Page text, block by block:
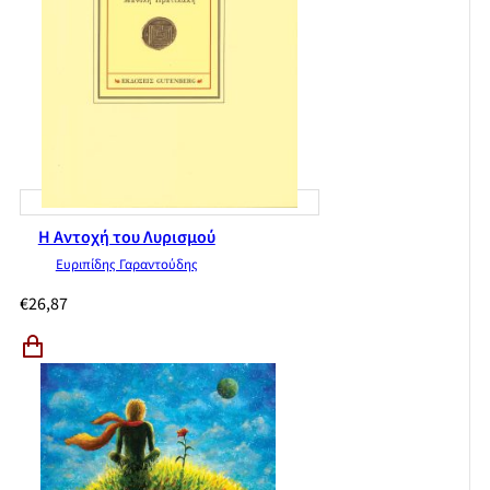
Ο Δημήτρης Καλοκύρης διαβάζει Εμμανουήλ Ροΐδη, Αθήνα,
Ελληνικά Γράμματα 2005.
8.Γυναικείος ύμνος στην «ομοφυλόφιλη ευτυχία». Ένα
αθησαύριστο (και σχεδόν μοναδικό) εύρημα της ερωτικής
9.Με το διαβατήριο της ιστορίας-ανοικτής πληγής. Ένα
αφήγημα με θέμα την επίσκεψη ενός πρόσφυγα στα
κατεχόμενα
Γεώργιος Χαριτωνίδης, Με διαβατήριο και βίζα μιας μέρας,
Αθήνα, Κέδρος 2006.
10.Η Κομίχλια είναι εδώ. Ένα επιτυχημένο μυθιστόρημα με
θέμα τη συγγραφική αποτυχία
Κοσμάς Χαρπαντίδης, Τα δώρα του πανικού, Αθήνα, Κέδρος
2006.
11.Μια ανάποδη αποκάλυψη. Μια οργισμένη λογοτεχνική
Η Αντοχή του Λυρισμού
Ευριπίδης Γαραντούδης
€26,87